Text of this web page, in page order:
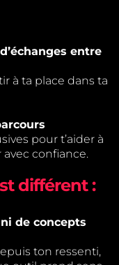
entre
à ta place dans ta
pour t’aider à
confiance.
différent :
de concepts
ton ressenti,